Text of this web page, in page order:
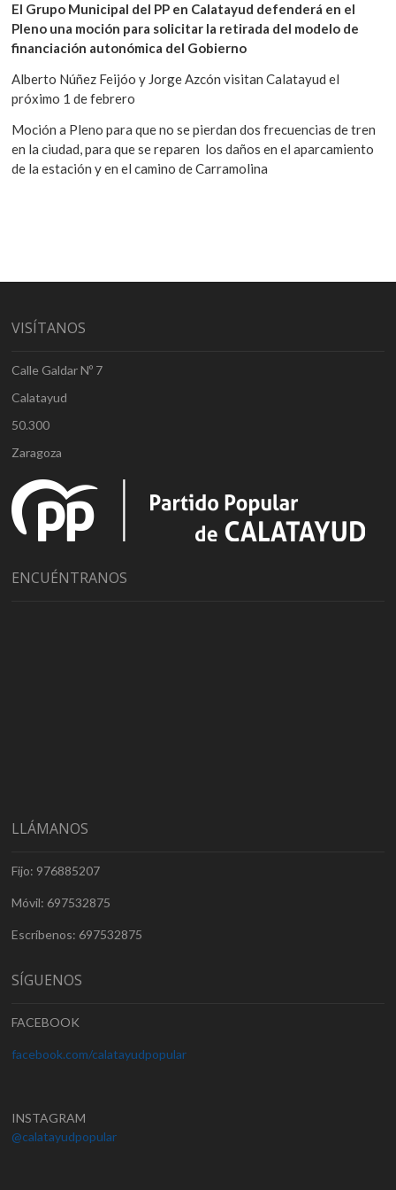
El Grupo Municipal del PP en Calatayud defenderá en el
Pleno una moción para solicitar la retirada del modelo de
financiación autonómica del Gobierno
Alberto Núñez Feijóo y Jorge Azcón visitan Calatayud el
próximo 1 de febrero
Moción a Pleno para que no se pierdan dos frecuencias de tren
en la ciudad, para que se reparen los daños en el aparcamiento
de la estación y en el camino de Carramolina
VISÍTANOS
Calle Galdar Nº 7
Calatayud
50.300
Zaragoza
ENCUÉNTRANOS
LLÁMANOS
Fijo: 976885207
Móvil: 697532875
Escríbenos: 697532875
SÍGUENOS
FACEBOOK
facebook.com/calatayudpopular
INSTAGRAM
@calatayudpopular